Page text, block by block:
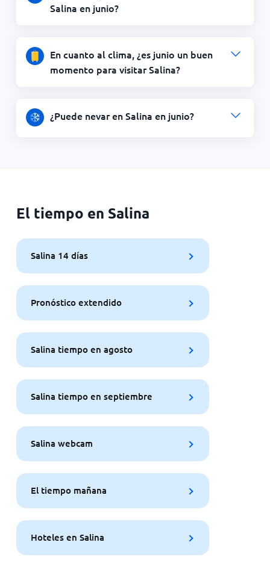
Salina en junio?
En cuanto al clima, ¿es junio un buen
momento para visitar Salina?
¿Puede nevar en Salina en junio?
El tiempo en Salina
Salina 14 días
Pronóstico extendido
Salina tiempo en agosto
Salina tiempo en septiembre
Salina webcam
El tiempo mañana
Hoteles en Salina